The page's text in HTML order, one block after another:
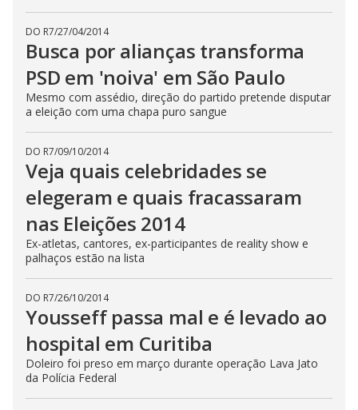
DO R7/27/04/2014
Busca por alianças transforma
PSD em 'noiva' em São Paulo
Mesmo com assédio, direção do partido pretende disputar
a eleição com uma chapa puro sangue
DO R7/09/10/2014
Veja quais celebridades se
elegeram e quais fracassaram
nas Eleições 2014
Ex-atletas, cantores, ex-participantes de reality show e
palhaços estão na lista
DO R7/26/10/2014
Yousseff passa mal e é levado ao
hospital em Curitiba
Doleiro foi preso em março durante operação Lava Jato
da Polícia Federal